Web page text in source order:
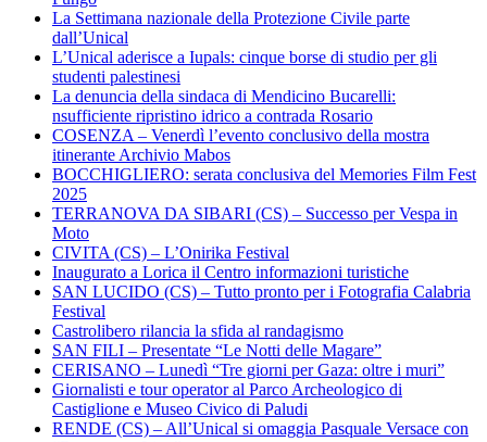
La Settimana nazionale della Protezione Civile parte
dall’Unical
L’Unical aderisce a Iupals: cinque borse di studio per gli
studenti palestinesi
La denuncia della sindaca di Mendicino Bucarelli:
nsufficiente ripristino idrico a contrada Rosario
COSENZA – Venerdì l’evento conclusivo della mostra
itinerante Archivio Mabos
BOCCHIGLIERO: serata conclusiva del Memories Film Fest
2025
TERRANOVA DA SIBARI (CS) – Successo per Vespa in
Moto
CIVITA (CS) – L’Onirika Festival
Inaugurato a Lorica il Centro informazioni turistiche
SAN LUCIDO (CS) – Tutto pronto per i Fotografia Calabria
Festival
Castrolibero rilancia la sfida al randagismo
SAN FILI – Presentate “Le Notti delle Magare”
CERISANO – Lunedì “Tre giorni per Gaza: oltre i muri”
Giornalisti e tour operator al Parco Archeologico di
Castiglione e Museo Civico di Paludi
RENDE (CS) – All’Unical si omaggia Pasquale Versace con